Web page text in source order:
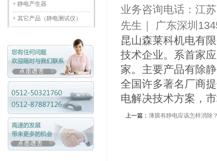
+ 静电产生器
+ 其它产品（静电测试仪）
业务咨询电话：江
先生｜ 广东深圳
昆山森莱科机电有
技术企业。系首家
家。主要产品有除
全国许多著名厂商
电解决技术方案，
上一篇： 薄膜有静电应该怎样消除